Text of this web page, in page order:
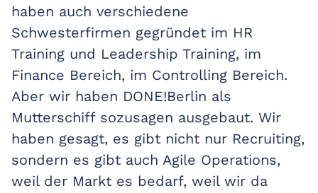
haben auch verschiedene
Schwesterfirmen gegründet im HR
Training und Leadership Training, im
Finance Bereich, im Controlling Bereich.
Aber wir haben DONE!Berlin als
Mutterschiff sozusagen ausgebaut. Wir
haben gesagt, es gibt nicht nur Recruiting,
sondern es gibt auch Agile Operations,
weil der Markt es bedarf, weil wir da